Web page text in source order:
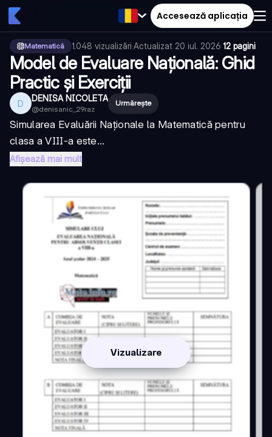
Accesează aplicația
Matematică 1.048 vizualizări·Actualizat 20 iul. 2026·12 pagini
Model de Evaluare Națională: Ghid
Practic și Exerciții
D DENISA NICOLETA
@denisanic_29raz
Urmărește
Simularea Evaluării Naționale la Matematică pentru
clasa a VIII-a este...
Afișează mai mult
Vizualizare